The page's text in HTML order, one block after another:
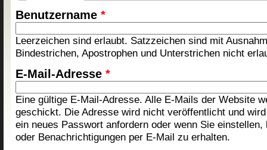
Benutzername *
Leerzeichen sind erlaubt. Satzzeichen sind mit
Bindestrichen, Apostrophen und Unterstrichen nicht
E-Mail-Adresse *
Eine gültige E-Mail-Adresse. Alle E-Mails der Website
geschickt. Die Adresse wird nicht veröffentlicht und
ein neues Passwort anfordern oder wenn Sie
oder Benachrichtigungen per E-Mail zu erhalten.